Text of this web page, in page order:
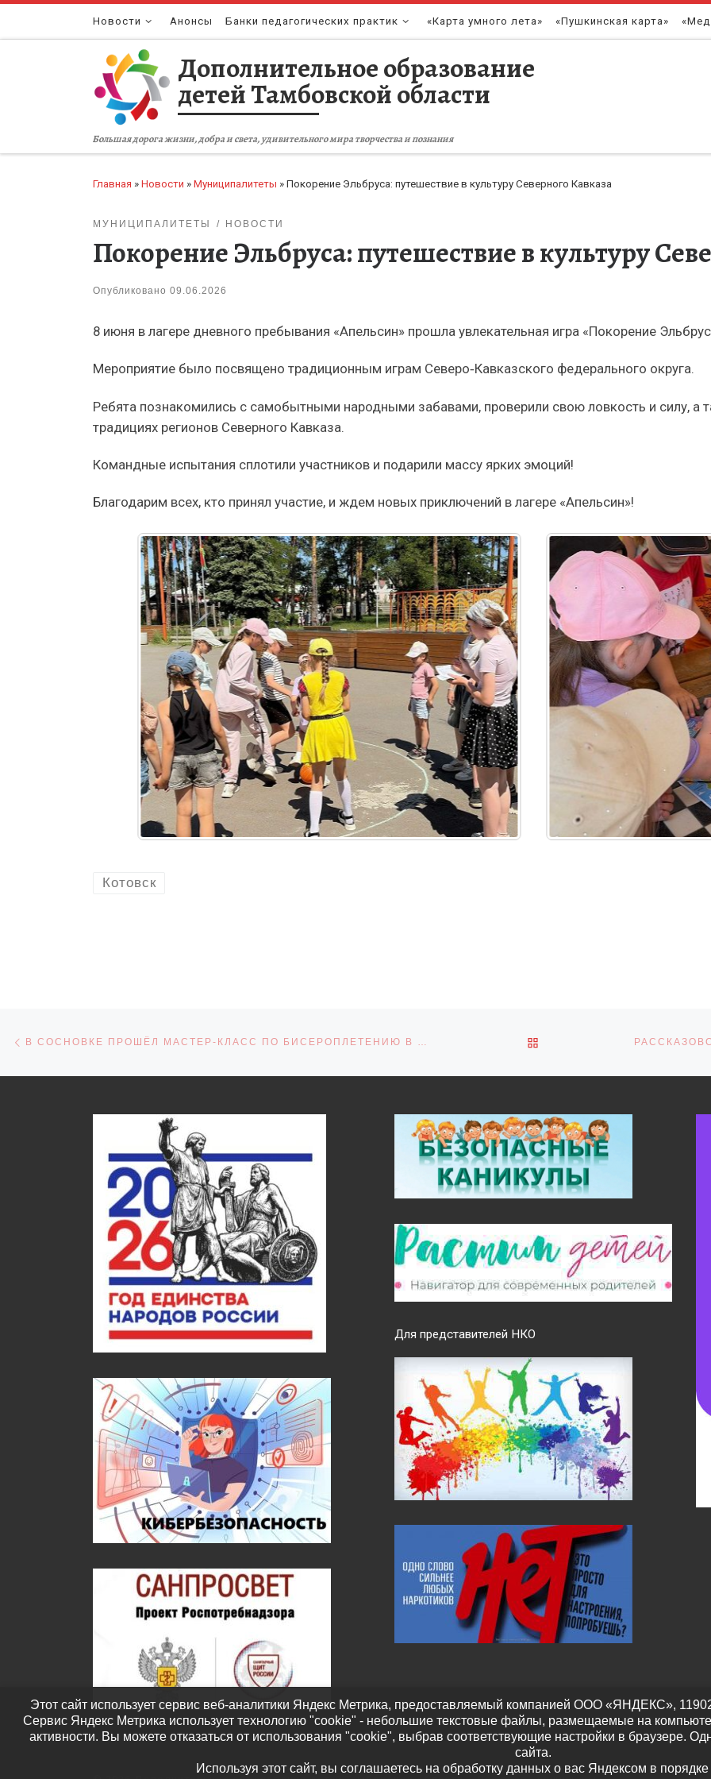
Перейти к содержимому
Новости Анонсы Банки педагогических практик «Карта умного лета» «Пушкинская карта»
Дополнительное образование
детей Тамбовской области
Большая дорога жизни, добра и света, удивительного мира творчества и познания
Главная » Новости » Муниципалитеты » Покорение Эльбруса: путешествие в культуру Северного Кавказа
МУНИЦИПАЛИТЕТЫ НОВОСТИ
Покорение Эльбруса: путешествие в культуру
Опубликовано 09.06.2026
8 июня в лагере дневного пребывания «Апельсин» прошла увлекательная игра «Покорение
Мероприятие было посвящено традиционным играм Северо‑Кавказского федерального округа.
Ребята познакомились с самобытными народными забавами, проверили свою ловкость и силу, а
традициях регионов Северного Кавказа.
Командные испытания сплотили участников и подарили массу ярких эмоций!
Благодарим всех, кто принял участие, и ждем новых приключений в лагере «Апельсин»!
Котовск
Навигация по записям В СОСНОВКЕ ПРОШЁЛ МАСТЕР-КЛАСС ПО БИСЕРОПЛЕТЕНИЮ В РАМКАХ ПРОГРАММЫ «РАДУГА ТАЛАНТОВ» ОБРАТНО К СПИСКУ
Для представителей НКО
Этот сайт использует сервис веб-аналитики Яндекс Метрика, предоставляемый компанией ООО «ЯНДЕКС»,
Сервис Яндекс Метрика использует технологию "cookie" - небольшие текстовые файлы, размещаемые на
активности. Вы можете отказаться от использования "cookie", выбрав соответствующие настройки в браузере.
сайта.
Используя этот сайт, вы соглашаетесь на обработку данных о вас Яндексом в